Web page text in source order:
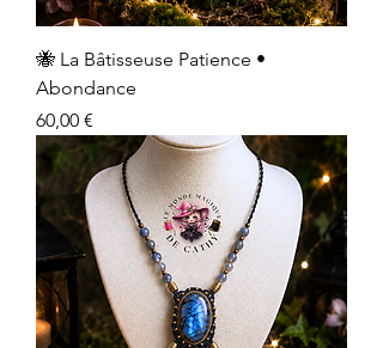
🐝 La Bâtisseuse Patience •
Abondance
Prix
60,00 €